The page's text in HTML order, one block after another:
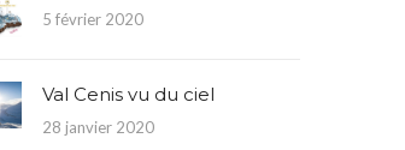
5 février 2020
Val Cenis vu du ciel
28 janvier 2020